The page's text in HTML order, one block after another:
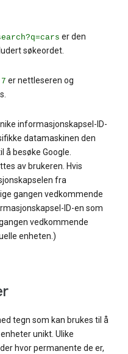
er den
søkeordet.
er nettleseren og
informasjonskapsel-ID-
datamaskinen den
å besøke Google.
av brukeren. Hvis
fra
gangen vedkommende
ID-en som
vedkommende
enheten.)
tegn som kan brukes til å
unikt. Ulike
hvor permanente de er,